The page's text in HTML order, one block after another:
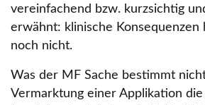
vereinfachend bzw. kurzsichtig
erwähnt: klinische Konsequenzen
noch nicht.
Was der MF Sache bestimmt
Vermarktung einer Applikation die